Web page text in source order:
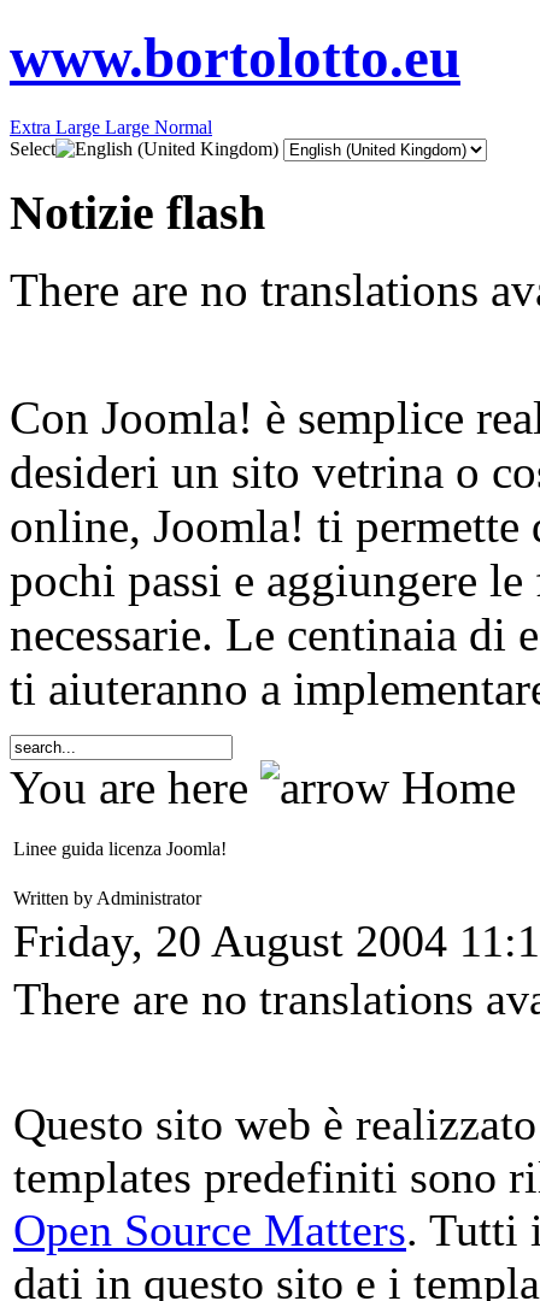
www.bortolotto.eu
Extra Large Large Normal
Select
Notizie flash
There are no translations
Con Joomla! è semplice
desideri un sito vetrina o
online, Joomla! ti
pochi passi e aggiungere
necessarie. Le centinaia
ti aiuteranno a
You are here
Home
Linee guida licenza Joomla!
Written by Administrator
Friday, 20 August 2004
There are no translations
Questo sito web è
templates predefiniti sono
Open Source Matters. Tutti
dati in questo sito e i